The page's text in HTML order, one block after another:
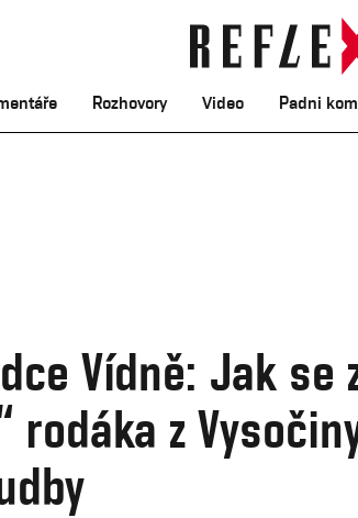
Rozhovory Video Padni
Vídně: Jak se
rodáka z